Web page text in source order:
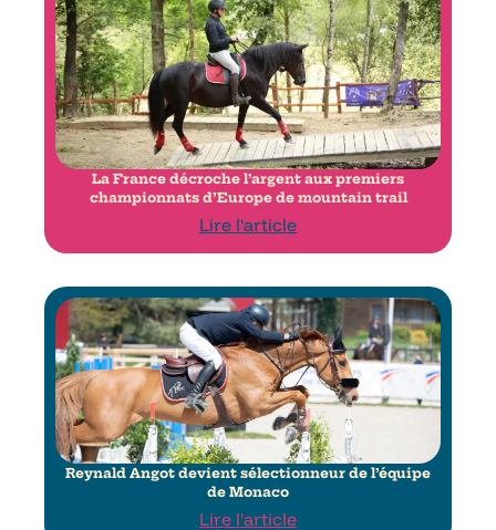
La France décroche l’argent aux premiers
championnats d’Europe de mountain trail
Lire l'article
Reynald Angot devient sélectionneur de l’équipe
de Monaco
Lire l'article